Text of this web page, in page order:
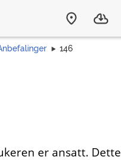
146
er ansatt. Dette